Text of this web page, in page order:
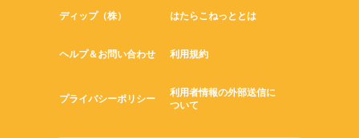
ディップ（株） はたらこねっととは
ヘルプ＆お問い合わせ 利用規約
プライバシーポリシー
利用者情報の外部送信に
ついて